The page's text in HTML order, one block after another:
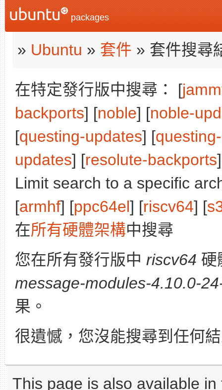
packages
» Ubuntu » 套件 » 套件搜尋
在特定發行版中搜尋： [
backports] [noble] [noble-
[questing-updates] [
updates] [resolute-backports
Limit search to a specific
[armhf] [ppc64el] [riscv64] [
在所有硬體架構中搜尋
您在所有發行版中 riscv64 硬
message-modules-4.10.0-
果。
很遺憾，您沒能搜尋到任何
This page is also available